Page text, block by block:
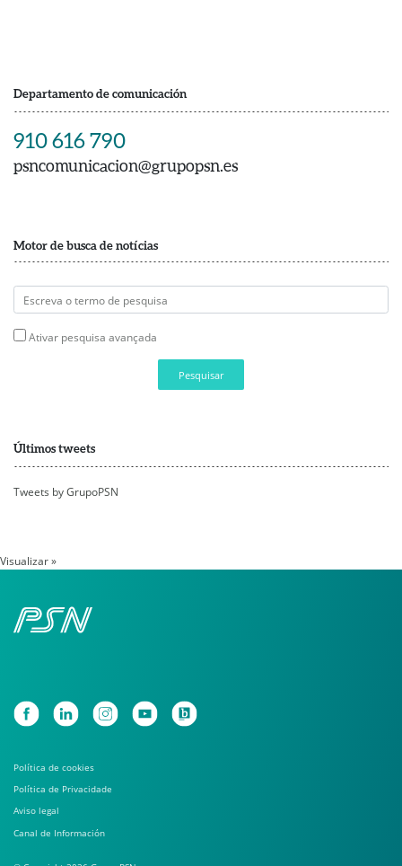
Departamento de comunicación
910 616 790
psncomunicacion@grupopsn.es
Motor de busca de notícias
Ativar pesquisa avançada
Pesquisar
Últimos tweets
Tweets by GrupoPSN
Visualizar »
Política de cookies
Política de Privacidade
Aviso legal
Canal de Información